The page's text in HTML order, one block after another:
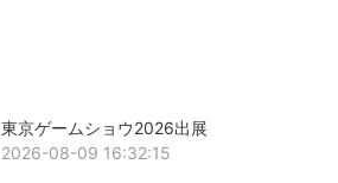
東京ゲームショウ2026出展
2026-08-09 16:32:15